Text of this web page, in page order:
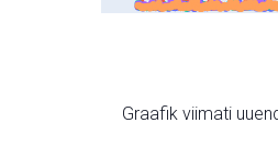
Graafik viimati